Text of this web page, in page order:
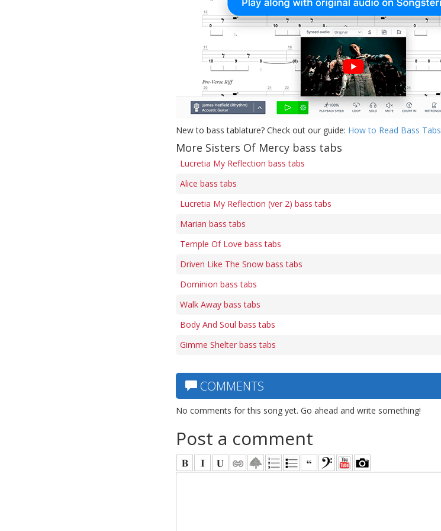
New to bass tablature? Check out our guide: How to Read Bass Tabs
More Sisters Of Mercy bass tabs
Lucretia My Reflection bass tabs
Alice bass tabs
Lucretia My Reflection (ver 2) bass tabs
Marian bass tabs
Temple Of Love bass tabs
Driven Like The Snow bass tabs
Dominion bass tabs
Walk Away bass tabs
Body And Soul bass tabs
Gimme Shelter bass tabs
COMMENTS
No comments for this song yet. Go ahead and write something!
Post a comment